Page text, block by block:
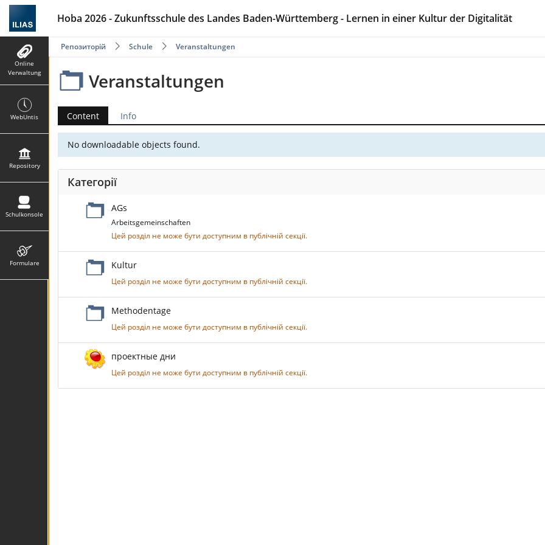
Hoba 2026 - Zukunftsschule des Landes Baden-Württemberg - Lernen in einer Kultur der Digitalität
Online
Verwaltung
WebUntis
Repository
Schulkonsole
Formulare
Репозиторій Schule Veranstaltungen
Veranstaltungen
Content Info
No downloadable objects found.
Категорії
AGs
Arbeitsgemeinschaften
Цей розділ не може бути доступним в публічній секції.
Kultur
Цей розділ не може бути доступним в публічній секції.
Methodentage
Цей розділ не може бути доступним в публічній секції.
проектные дни
Цей розділ не може бути доступним в публічній секції.